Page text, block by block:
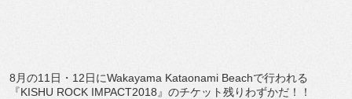
8月の11日・12日にWakayama Kataonami Beachで行われる
『KISHU ROCK IMPACT2018』のチケット残りわずかだ！！